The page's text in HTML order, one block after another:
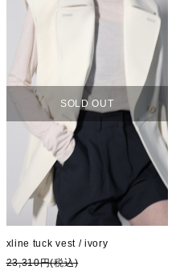
SOLD OUT
xline tuck vest / ivory
23,310円(税込)